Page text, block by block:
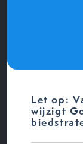
Let op:
wijzigt